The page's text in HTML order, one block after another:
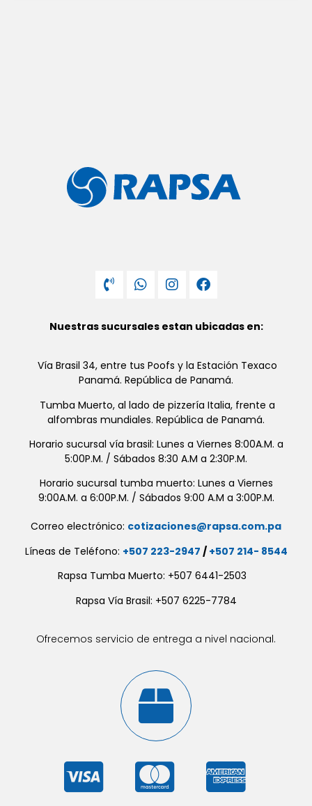
Nuestras sucursales estan ubicadas en:
Vía Brasil 34, entre tus Poofs y la Estación Texaco
Panamá. República de Panamá.
Tumba Muerto, al lado de pizzería Italia, frente a
alfombras mundiales. República de Panamá.
Horario sucursal vía brasil: Lunes a Viernes 8:00A.M. a
5:00P.M. / Sábados 8:30 A.M a 2:30P.M.
Horario sucursal tumba muerto: Lunes a Viernes
9:00A.M. a 6:00P.M. / Sábados 9:00 A.M a 3:00P.M.
Correo electrónico: cotizaciones@rapsa.com.pa
Líneas de Teléfono: +507 223-2947 / +507 214- 8544
Rapsa Tumba Muerto: +507 6441-2503
Rapsa Vía Brasil: +507 6225-7784
Ofrecemos servicio de entrega a nivel nacional.